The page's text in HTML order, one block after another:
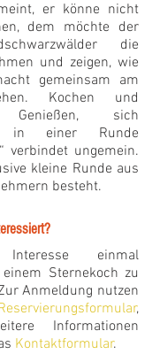
er könne nicht
dem möchte der
die
und zeigen, wie
gemeinsam am
Kochen und
Genießen, sich
in einer Runde
verbindet ungemein.
kleine Runde aus
besteht.
einmal
Sternekoch zu
Anmeldung nutzen
,
Informationen
Kontaktformular.